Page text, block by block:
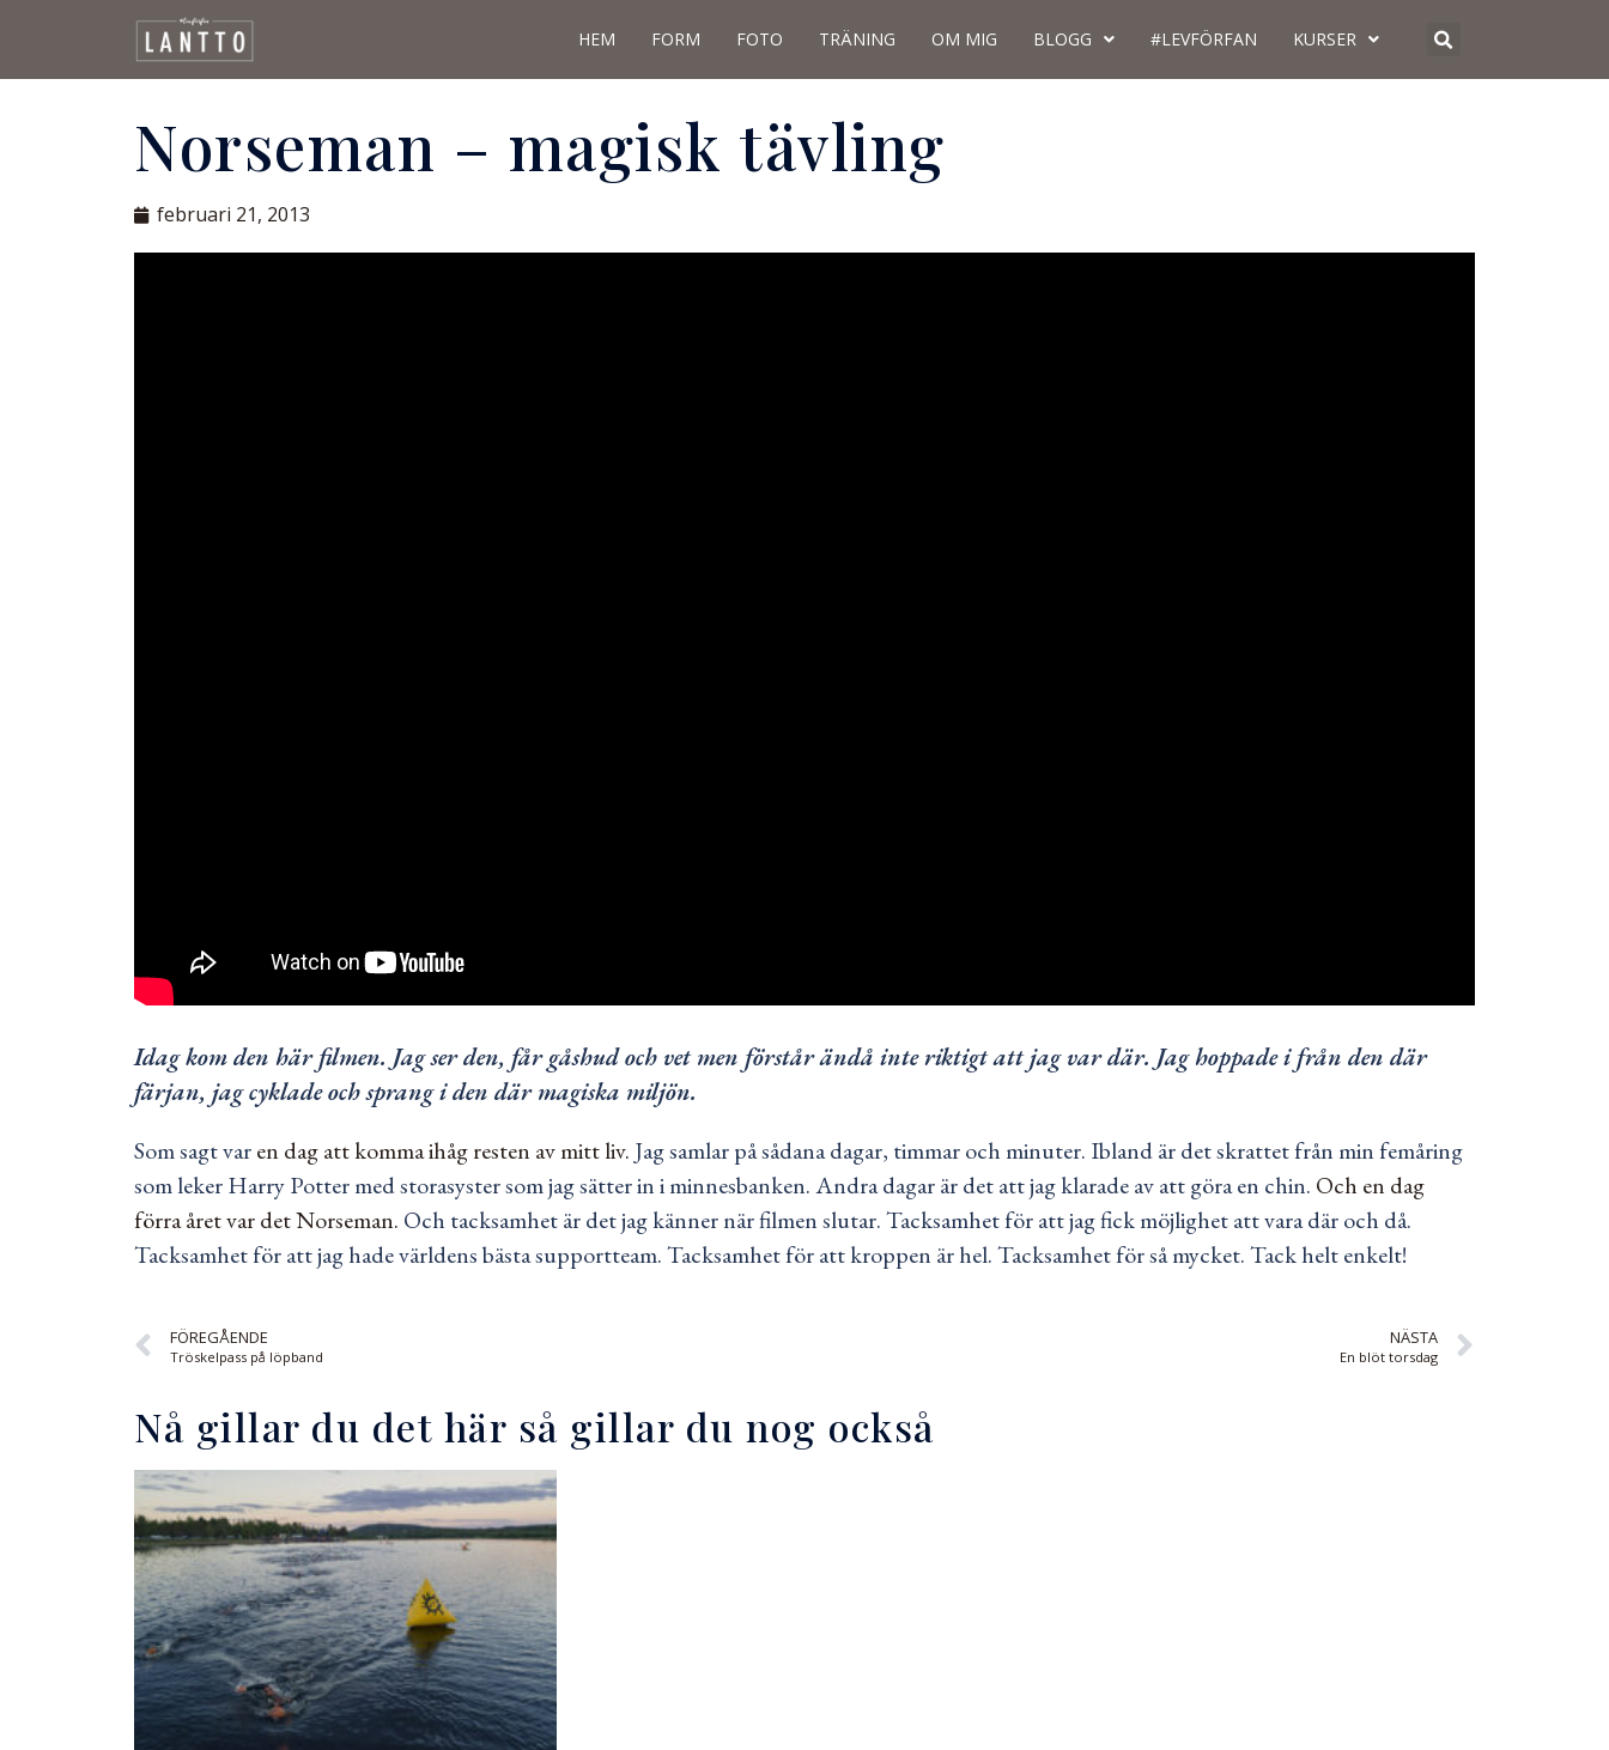
HEM FORM FOTO TRÄNING OM MIG BLOGG #LEVFÖRFAN KURSER
Norseman – magisk tävling
februari 21, 2013
Idag kom den här filmen. Jag ser den, får gåshud och vet men förstår ändå inte riktigt att jag var där. Jag hoppade i från den där
färjan, jag cyklade och sprang i den där magiska miljön.
Som sagt varen dag att komma ihåg resten av mitt liv. Jag samlar på sådana dagar, timmar och minuter. Ibland är det skrattet från min femåring
som leker Harry Potter med storasyster som jag sätter in i minnesbanken. Andra dagar är det att jag klarade av att göra en chin. Och en dag
förra året var det Norseman. Och tacksamhet är det jag känner när filmen slutar. Tacksamhet för att jag fick möjlighet att vara där och då.
Tacksamhet för att jag hade världens bästa supportteam. Tacksamhet för att kroppen är hel. Tacksamhet för så mycket. Tack helt enkelt!
FÖREGÅENDE
Tröskelpass på löpband
NÄSTA
En blöt torsdag
Nå gillar du det här så gillar du nog också